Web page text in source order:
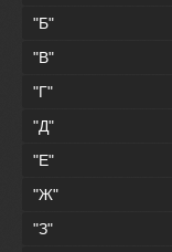
"Б"
"В"
"Г"
"Д"
"Е"
"Ж"
"З"